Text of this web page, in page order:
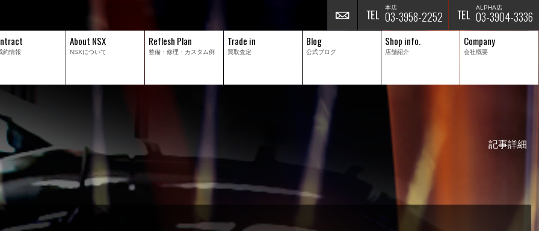
ALPHA店
03-3904-3336
本店
03-3958-2252
約情報
About NSX
NSXについて
Reflesh Plan
整備・修理・ カスタム例
Trade in
買取査定
Blog
公式ブログ
Shop info.
店舗紹介
Company
会社概要
記事詳細